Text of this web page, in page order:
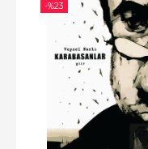
-%23